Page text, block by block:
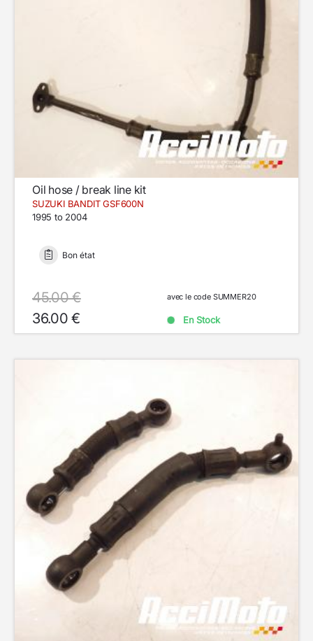
Oil hose / break line kit
SUZUKI BANDIT GSF600N
1995 to 2004
Bon état
45.00 €
36.00 €
avec le code SUMMER20
En Stock